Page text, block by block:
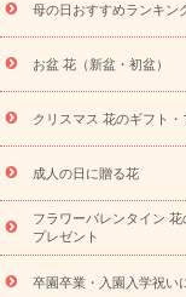
供え・お悔やみ商品一
降に贈る花
通夜・
お供え プリザーブドフ
盆・初盆）
その他
ビジネス用
ご自
ドフラワー
スタイ
ンド花
お祝い
ディ胡蝶蘭・お祝い
観葉植物
観葉植
お祝い
お供え・お
プチギフト（
母の日おすすめランキン
お盆 花（新盆・初盆）
クリスマス 花のギフト・
成人の日に贈る花
フラワーバレンタイン 花
プレゼント
卒園卒業・入園入学祝い